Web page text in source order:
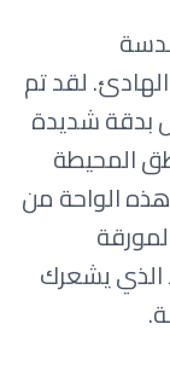
لقد تم
بدقة شديدة
المحيطة
الواحة من
الذي يشعرك